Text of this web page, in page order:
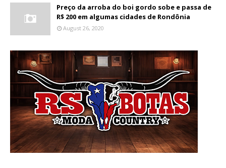
Preço da arroba do boi gordo sobe e passa de
R$ 200 em algumas cidades de Rondônia
August 26, 2020